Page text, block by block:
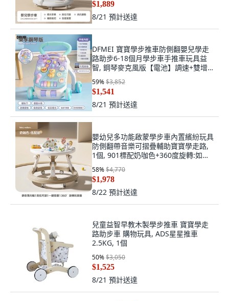
$1,889
8/21 預計送達
DFMEI 寶寶學步推車防側翻嬰兒學走
路助步6-18個月學步車手推車玩具益
智, 鋼琴麥克風版【電池】調速+雙增
重-藍:參考詳情, 1個
59%$3,852
$1,541
8/21 預計送達
嬰幼兒多功能啟蒙學步車內置繽紛玩具
防側翻帶音樂可摺疊輔助寶寶學走路,
1個, 901標配奶咖色+360度旋轉:如圖
58%$4,770
$1,978
8/22 預計送達
兒童益智早教木製學步推車 寶寶學走
路助步車 購物玩具, ADS星星推車
2.5KG, 1個
50%$3,050
$1,525
8/21 預計送達